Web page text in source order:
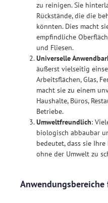
zu reinigen. Sie
Rückstände, die die
könnten. Dies macht
empfindliche
und Fliesen.
Universelle
äußerst vielseitig
Arbeitsflächen, Glas,
macht sie zu einem
Haushalte, Büros,
Betriebe.
Umweltfreundlich:
biologisch abbaubar
bedeutet, dass sie
ohne der Umwelt zu